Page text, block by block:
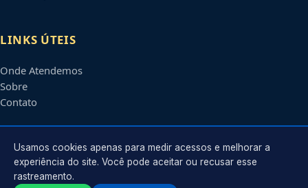
LINKS ÚTEIS
Onde Atendemos
Sobre
Contato
CONTATO
Atendimento em
Usamos cookies apenas para medir acessos e melhorar a
experiência do site. Você pode aceitar ou recusar esse
rastreamento.